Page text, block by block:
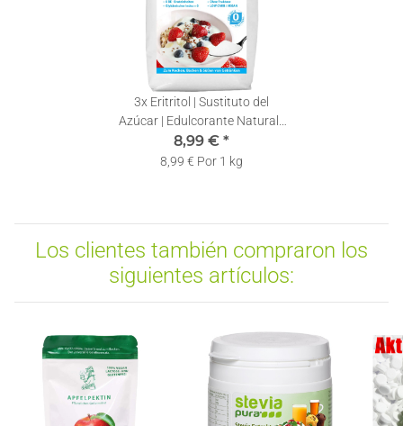
3x Eritritol | Sustituto del
Azúcar | Edulcorante Natural |
Sin Calorías | 1 kg
8,99 € *
8,99 € Por 1 kg
Los clientes también compraron los
siguientes artículos: